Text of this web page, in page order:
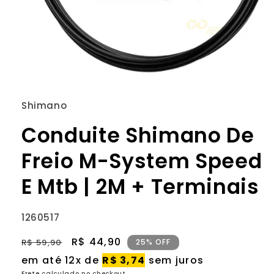
1
na
modal
Shimano
Conduite Shimano De
Freio M-System Speed
E Mtb | 2M + Terminais
SKU:
1260517
Preço
normal
R$ 59,90
Preço
promocional
R$ 44,90 25% OFF
em até 12x de R$ 3,74 sem juros